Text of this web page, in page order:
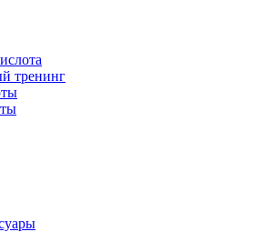
тренинг